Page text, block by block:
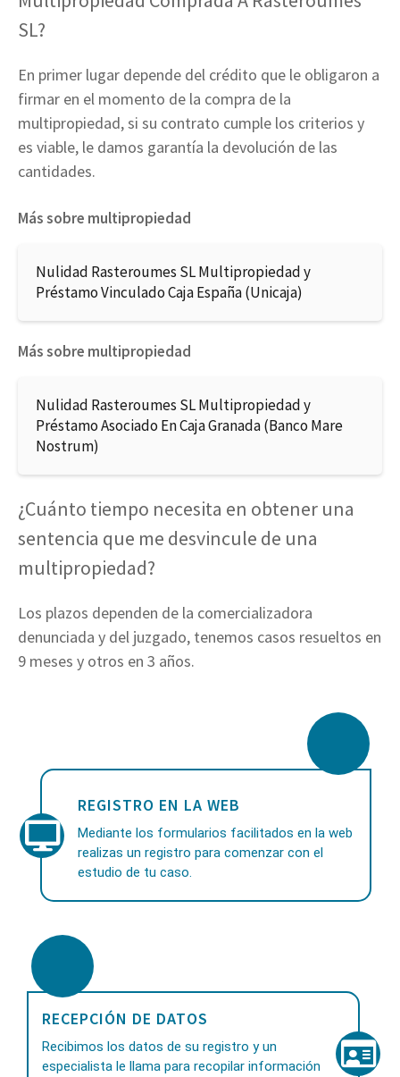
SL?
En primer lugar depende del crédito que le obligaron a
firmar en el momento de la compra de la
multipropiedad, si su contrato cumple los criterios y
es viable, le damos garantía la devolución de las
cantidades.
Más sobre multipropiedad
Nulidad Rasteroumes SL Multipropiedad y
Préstamo Vinculado Caja España (Unicaja)
Más sobre multipropiedad
Nulidad Rasteroumes SL Multipropiedad y
Préstamo Asociado En Caja Granada (Banco Mare
Nostrum)
¿Cuánto tiempo necesita en obtener una
sentencia que me desvincule de una
multipropiedad?
Los plazos dependen de la comercializadora
denunciada y del juzgado, tenemos casos resueltos en
9 meses y otros en 3 años.
REGISTRO EN LA WEB
Mediante los formularios facilitados en la web
realizas un registro para comenzar con el
estudio de tu caso.
RECEPCIÓN DE DATOS
Recibimos los datos de su registro y un
especialista le llama para recopilar información